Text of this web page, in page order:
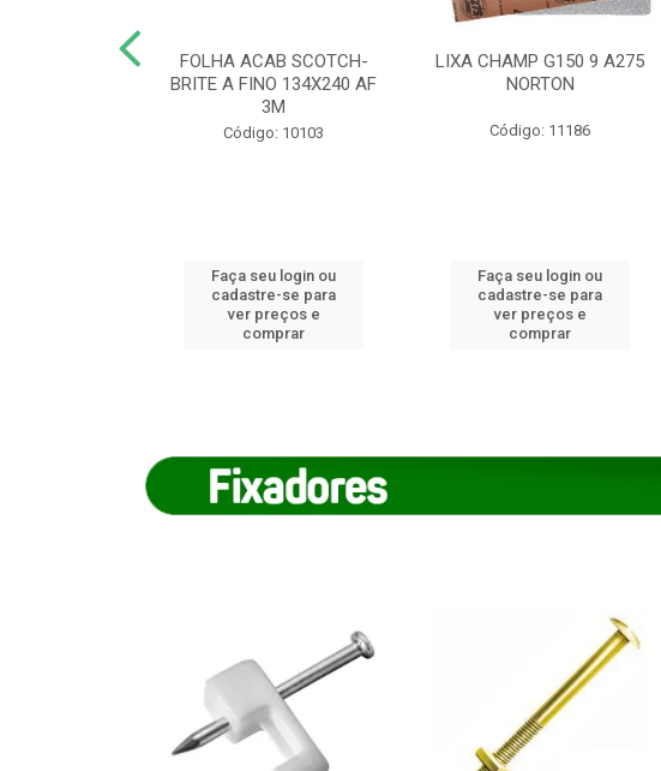
FOLHA ACAB SCOTCH-
BRITE A FINO 134X240 AF
3M
Código: 10103
Faça seu login ou
cadastre-se para
ver preços e
comprar
LIXA CHAMP G150 9 A275
NORTON
Código: 11186
Faça seu login ou
cadastre-se para
ver preços e
comprar